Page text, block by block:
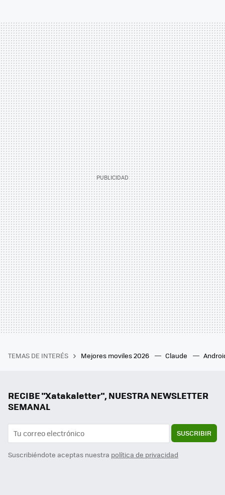
TEMAS DE INTERÉS Mejores moviles 2026 Claude
RECIBE "Xatakaletter", NUESTRA NEWSLETTER
SEMANAL
SUSCRIBIR
Suscribiéndote aceptas nuestra política de privacidad